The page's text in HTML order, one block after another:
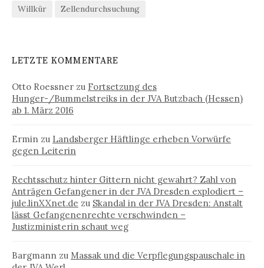
Willkür
Zellendurchsuchung
LETZTE KOMMENTARE
Otto Roessner zu Fortsetzung des
Hunger-/Bummelstreiks in der JVA Butzbach (Hessen)
ab 1. März 2016
Ermin zu Landsberger Häftlinge erheben Vorwürfe
gegen Leiterin
Rechtsschutz hinter Gittern nicht gewahrt? Zahl von
Anträgen Gefangener in der JVA Dresden explodiert –
jule.linXXnet.de zu Skandal in der JVA Dresden: Anstalt
lässt Gefangenenrechte verschwinden –
Justizministerin schaut weg
Bargmann zu Massak und die Verpflegungspauschale in